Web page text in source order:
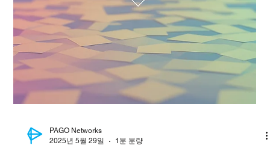
PAGO Networks
2025년 6월 9일
2분 분량
보도 자료
보안 사고는 왜 여전히 발생할까?
파고네트웍스의 답은 ‘사람’입니다
수많은 보안 솔루션과 알림 시스템이 있지만, 여전히 많은
터질까?” 파고네트웍스는 이 질문에서 출발했습니다.